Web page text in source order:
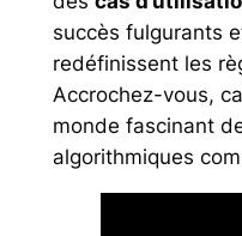
succès fulgurants
redéfinissent les
Accrochez-vous,
monde fascinant
algorithmiques